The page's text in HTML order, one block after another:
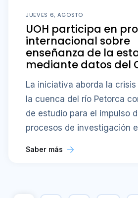
JUEVES 6, AGOSTO
UOH participa en
internacional sobre
enseñanza de la
mediante datos del
La iniciativa aborda la
la cuenca del río Petorca
de estudio para el impulso
procesos de investigación
Saber más